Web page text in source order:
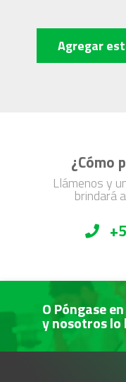
Agregar
¿Cómo
Llámenos y
brindará
O Póngase
y nosotros